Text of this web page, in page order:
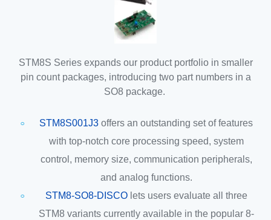
STM8S Series expands our product portfolio in smaller
pin count packages, introducing two part numbers in a
SO8 package.
STM8S001J3 offers an outstanding set of features
with top-notch core processing speed, system
control, memory size, communication peripherals,
and analog functions.
STM8-SO8-DISCOlets users evaluate all three
STM8 variants currently available in the popular 8-